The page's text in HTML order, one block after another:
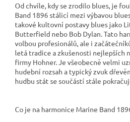
Od chvíle, kdy se zrodilo blues, je
Band 1896 stálicí mezi výbavou
takové kultovní postavy blues jako
Butterfield nebo Bob Dylan. Tato
volbou profesionálů, ale i
letá tradice a zkušenosti nejlepších
firmy Hohner. Je všeobecně velmi
hudební rozsah a typický zvuk
hudbu stát se součástí stále
Co je na harmonice Marine Band